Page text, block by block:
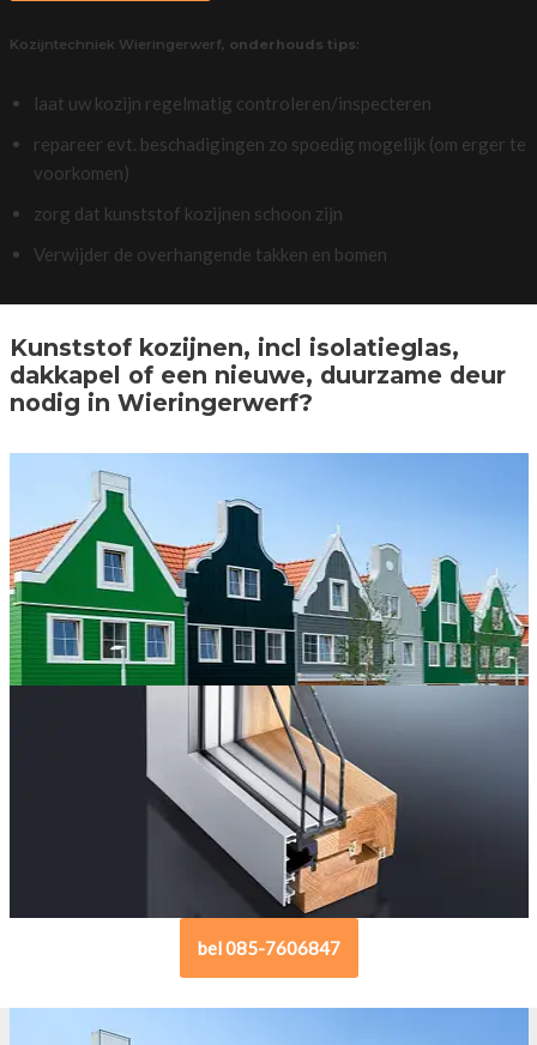
Kozijntechniek Wieringerwerf, onderhouds tips:
laat uw kozijn regelmatig controleren/inspecteren
repareer evt. beschadigingen zo spoedig mogelijk (om erger te
voorkomen)
zorg dat kunststof kozijnen schoon zijn
Verwijder de overhangende takken en bomen
Kunststof kozijnen, incl isolatieglas,
dakkapel of een nieuwe, duurzame deur
nodig in Wieringerwerf?
bel 085-7606847